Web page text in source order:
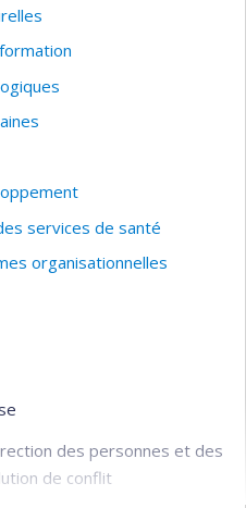
services de santé
organisationnelles
des personnes et des
de conflit